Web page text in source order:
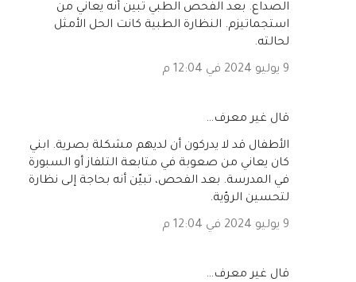
الصداع. بعد الفحص الطبي تبين أنه يعاني من
استجماتيزم. النظارة الطبية كانت الحل الأمثل
لحالته.
9 يوليو 2024 في 12:04 م
‏قال غير معرف…
الأطفال قد لا يدركون أن لديهم مشكلة بصرية. ابني
كان يعاني من صعوبة في متابعة التلفاز أو السبورة
في المدرسة. بعد الفحص، تبيّن أنه بحاجة إلى نظارة
لتحسين الرؤية.
9 يوليو 2024 في 12:04 م
‏قال غير معرف…